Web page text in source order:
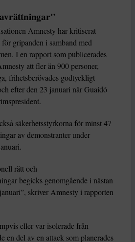
Amnesty har kritiserat
gripanden i samband med
I en rapport som publicerades
att fler än 900 personer,
frihetsberövades godtyckligt
efter den 23 januari när Guaidó
säkerhetsstyrkorna för minst 47
av demonstranter under
rätt och
begicks genomgående i nästan
skriver Amnesty i rapporten
eller var isolerade från
en del av en attack som planerades